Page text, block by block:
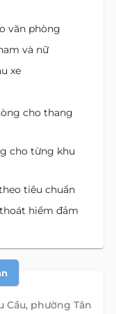
văn phòng
và nữ
xe
cho thang
cho từng khu
tiêu chuẩn
hiểm đảm
Cầu, phường Tân